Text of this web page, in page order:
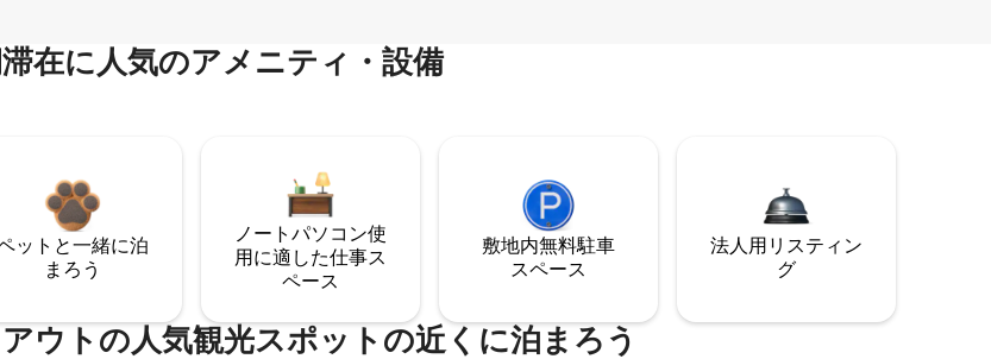
在に人気のアメニティ・設備
ットと一緒に泊
まろう
ノートパソコン使
用に適した仕事ス
ペース
敷地内無料駐⁠車
ス⁠ペ⁠ー⁠ス
法人用リスティン
グ
ウトの人気観光スポットの近くに泊まろう